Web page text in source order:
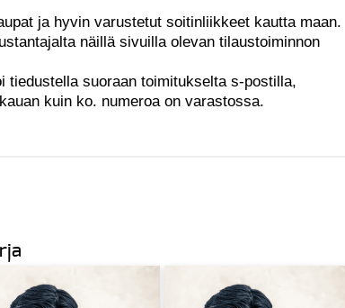
ja hyvin varustetut soitinliikkeet kautta maan.
näillä sivuilla olevan tilaustoiminnon
tiedustella suoraan toimitukselta s-postilla,
kuin ko. numeroa on varastossa.